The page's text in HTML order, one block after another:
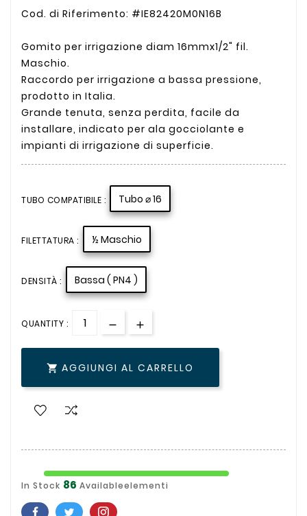
Cod. di Riferimento: #IE82420M0N16B
Gomito per irrigazione diam 16mmx1/2" fil.
Maschio.
Raccordo per irrigazione a bassa pressione,
prodotto in Italia.
Grande tenuta, senza perdita, facile da
installare, indicato per ala gocciolante e
impianti di irrigazione di superficie.
TUBO COMPATIBILE : Tubo ⌀ 16
FILETTATURA : ½ Maschio
DENSITÀ : Bassa ( PN4 )
QUANTITY :
 AGGIUNGI AL CARRELLO
In Stock 86 Availableelementi